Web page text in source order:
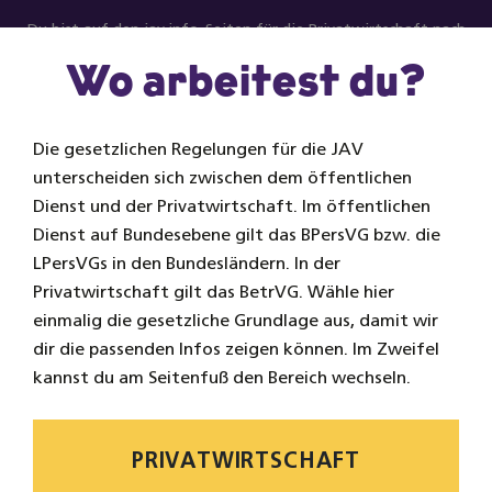
Du bist auf den jav.info-Seiten für die Privatwirtschaft nach
Wo arbeitest du?
Die gesetzlichen Regelungen für die JAV
unterscheiden sich zwischen dem öffentlichen
Dienst und der Privatwirtschaft. Im öffentlichen
Dienst auf Bundesebene gilt das BPersVG bzw. die
LPersVGs in den Bundesländern. In der
Privatwirtschaft gilt das BetrVG. Wähle hier
einmalig die gesetzliche Grundlage aus, damit wir
dir die passenden Infos zeigen können. Im Zweifel
kannst du am Seitenfuß den Bereich wechseln.
PRIVATWIRTSCHAFT